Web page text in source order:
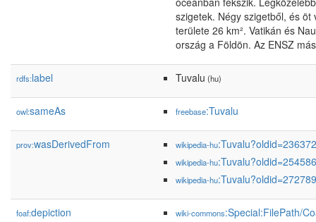
szigetek. Négy szigetből, és
területe 26 km². Vatikán és
ország a Földön. Az ENSZ
rdfs:label Tuvalu (hu)
owl:sameAs freebase:Tuvalu
prov:wasDerivedFrom wikipedia-hu
wikipedia-hu
wikipedia-hu
foaf:depiction wiki-commons:Special:FilePath/